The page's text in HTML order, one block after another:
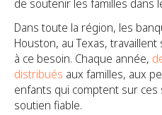
de soutenir les familles dans
Dans toute la région, les
Houston, au Texas,
à ce besoin. Chaque année,
distribués aux familles, aux
enfants qui comptent sur
soutien fiable.